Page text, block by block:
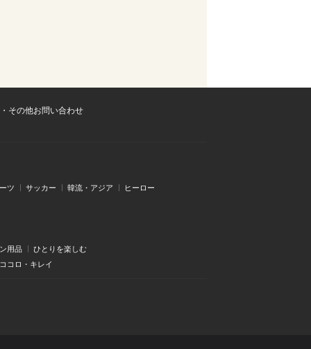
その他お問い合わせ
ツ サッカー 韓流・アジア ヒーロー
用品
ひとりを楽しむ
コロ・キレイ